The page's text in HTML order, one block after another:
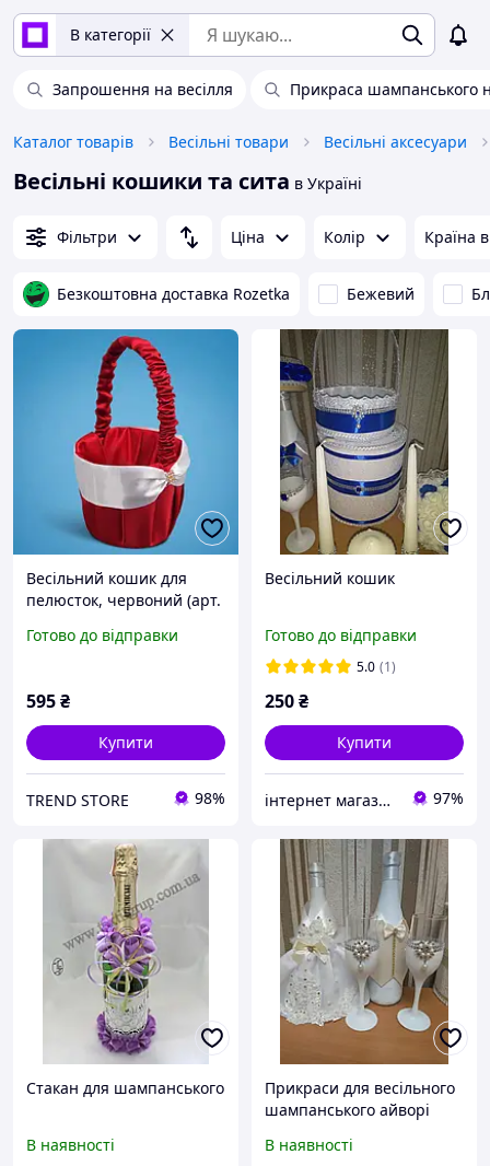
В категорії
Запрошення на весілля Прикраса шампанського
Каталог товарів Весільні товари Весільні аксесуари
Весільні кошики та сита в Україні
Фільтри Ціна Колір Країна
Безкоштовна доставка Rozetka Бежевий
Весільний кошик для
пелюсток, червоний (арт.
Готово до відправки
595₴
Купити
TREND STORE 98%
Весільний кошик
Готово до відправки
5.0 (1)
250₴
Купити
інтернет магазин -весільний декор 97%
Стакан для шампанського
В наявності
Прикраси для весільного
шампанського айворі
В наявності